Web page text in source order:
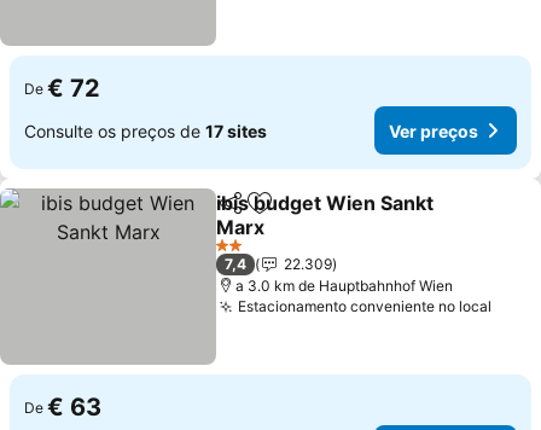
De € 72
Consulte os preços de 17 sites Ver preços
PartilharAdicionar aos favoritos
ibis budget Wien Sankt
Marx
2 Estrelas
7,4
22.309
a 3.0 km de Hauptbahnhof Wien
Estacionamento conveniente no local
De € 63